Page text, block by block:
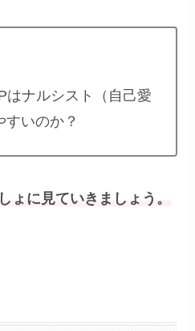
はナルシスト（自己愛
いのか？
ょに見ていきましょう。